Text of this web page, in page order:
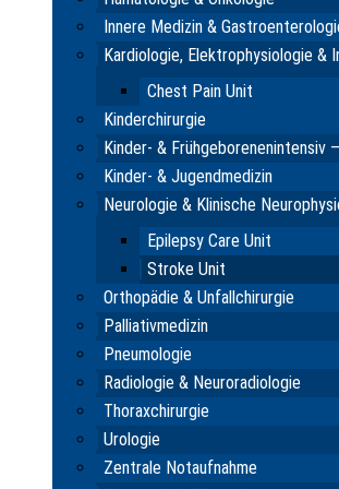
Innere Medizin &
Kardiologie, Elektrophysiologie &
Chest Pain Unit
Kinderchirurgie
Kinder- & Frühgeborenenintensiv
Kinder- & Jugendmedizin
Neurologie & Klinische
Epilepsy Care Unit
Stroke Unit
Orthopädie & Unfallchirurgie
Palliativmedizin
Pneumologie
Radiologie & Neuroradiologie
Thoraxchirurgie
Urologie
Zentrale Notaufnahme